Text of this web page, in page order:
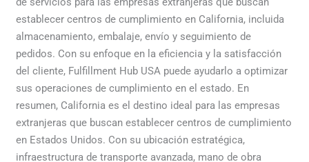
establecer centros de cumplimiento en California, incluida
almacenamiento, embalaje, envío y seguimiento de
pedidos. Con su enfoque en la eficiencia y la satisfacción
del cliente, Fulfillment Hub USA puede ayudarlo a optimizar
sus operaciones de cumplimiento en el estado. En
resumen, California es el destino ideal para las empresas
extranjeras que buscan establecer centros de cumplimiento
en Estados Unidos. Con su ubicación estratégica,
infraestructura de transporte avanzada, mano de obra